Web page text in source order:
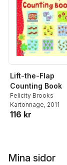
Lift-the-Flap
Counting Book
Felicity Brooks
Kartonnage, 2011
116 kr
Mina sidor